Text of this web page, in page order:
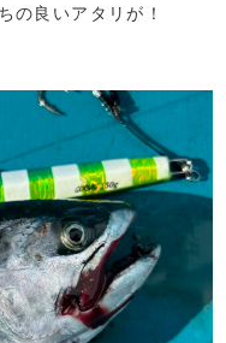
の良いアタリが！